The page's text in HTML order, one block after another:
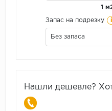
1
Запас на подрезку i
Без запаса
Нашли дешевле?